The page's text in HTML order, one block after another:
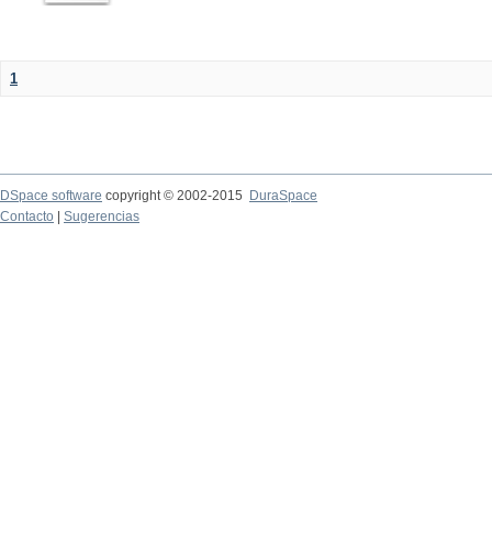
1
DSpace software copyright © 2002-2015
DuraSpace
Contacto
Sugerencias